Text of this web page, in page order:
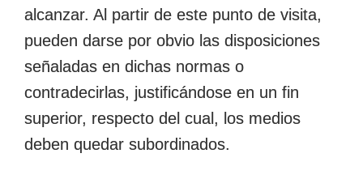
alcanzar. Al partir de este punto de visita,
pueden darse por obvio las disposiciones
señaladas en dichas normas o
contradecirlas, justificándose en un fin
superior, respecto del cual, los medios
deben quedar subordinados.